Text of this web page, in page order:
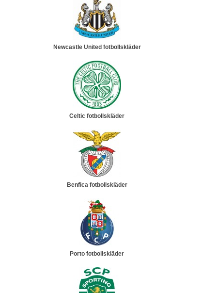
Newcastle United fotbollskläder
Celtic fotbollskläder
Benfica fotbollskläder
Porto fotbollskläder